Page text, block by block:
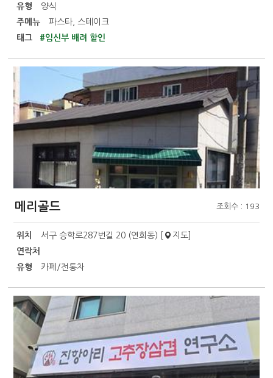
유형
양식
주메뉴
파스타, 스테이크
태그
#임신부 배려 할인
메리골드 조회수 : 193
위치 서구 승학로287번길 20 (연희동) [ 지도]
연락처
유형
카페/전통차